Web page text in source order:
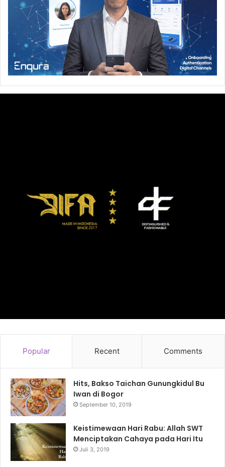
Popular Recent Comments
Hits, Bakso Taichan Gunungkidul Bu
Iwan di Bogor
September 10, 2019
Keistimewaan Hari Rabu: Allah SWT
Menciptakan Cahaya pada Hari Itu
Juli 3, 2019